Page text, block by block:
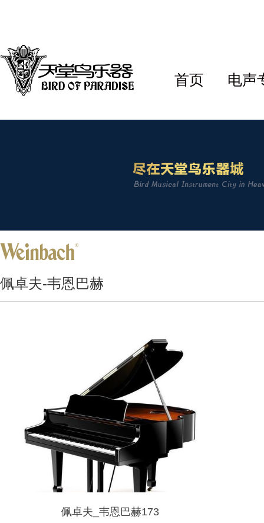
首页 电声
佩卓夫-韦恩巴赫
佩卓夫_韦恩巴赫173